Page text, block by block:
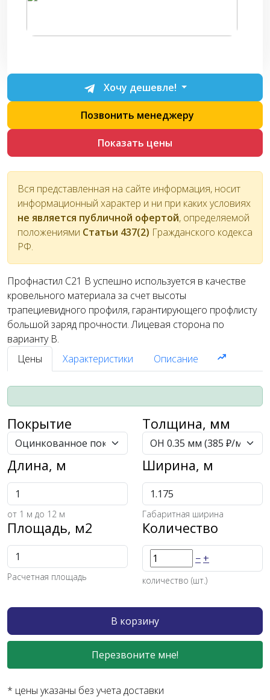
Хочу дешевле!
Позвонить менеджеру
Показать цены
Вся представленная на сайте информация, носит
информационный характер и ни при каких условиях
не является публичной офертой, определяемой
положениями Статьи 437(2) Гражданского кодекса
РФ.
Профнастил С21 В успешно используется в качестве
кровельного материала за счет высоты
трапециевидного профиля, гарантирующего профлисту
большой заряд прочности. Лицевая сторона по
варианту В.
Цены
Характеристики Описание
Покрытие Толщина, мм
Длина, м
от 1 м до 12 м
Ширина, м
Габаритная ширина
Площадь, м2
Расчетная площадь
Количество
− +
количество (шт.)
В корзину
Перезвоните мне!
* цены указаны без учета доставки